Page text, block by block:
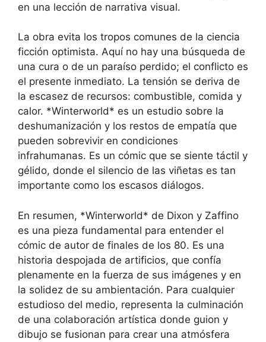
en una lección de narrativa visual.
La obra evita los tropos comunes de la ciencia
ficción optimista. Aquí no hay una búsqueda de
una cura o de un paraíso perdido; el conflicto es
el presente inmediato. La tensión se deriva de
la escasez de recursos: combustible, comida y
calor. *Winterworld* es un estudio sobre la
deshumanización y los restos de empatía que
pueden sobrevivir en condiciones
infrahumanas. Es un cómic que se siente táctil y
gélido, donde el silencio de las viñetas es tan
importante como los escasos diálogos.
En resumen, *Winterworld* de Dixon y Zaffino
es una pieza fundamental para entender el
cómic de autor de finales de los 80. Es una
historia despojada de artificios, que confía
plenamente en la fuerza de sus imágenes y en
la solidez de su ambientación. Para cualquier
estudioso del medio, representa la culminación
de una colaboración artística donde guion y
dibujo se fusionan para crear una atmósfera